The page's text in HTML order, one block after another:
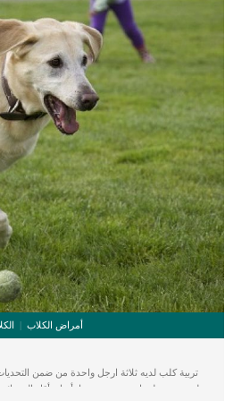
أمراض الكلاب
تربية كلب لديه ثلاثة ارجل واحدة من ضمن
على عدة معلومات حتى تخوضها بأمنا وبأقل